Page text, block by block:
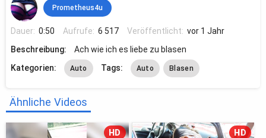
Prometheus4u
Dauer: 0:50 Aufrufe: 6 517 Veröffentlicht: vor 1 Jahr
Beschreibung:
Ach wie ich es liebe zu blasen
Kategorien:
Auto Tags: Auto Blasen
Ähnliche Videos
HD HD